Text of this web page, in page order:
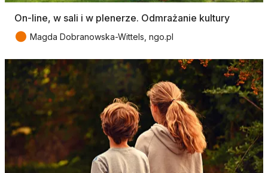
On-line, w sali i w plenerze. Odmrażanie kultury
● Magda Dobranowska-Wittels, ngo.pl